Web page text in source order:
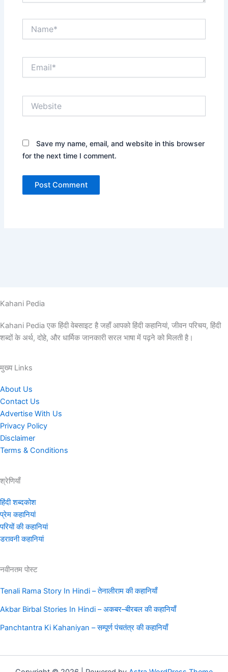
Save my name, email, and website in this browser
for the next time I comment.
Kahani Pedia
Kahani Pedia एक हिंदी वेबसाइट है जहाँ आपको हिंदी कहानियां, जीवन परिचय, हिंदी
शब्दों के अर्थ, दोहे, और धार्मिक जानकारी सरल भाषा में पढ़ने को मिलती है।
मुख्य Links
About Us
Contact Us
Advertise With Us
Privacy Policy
Disclaimer
Terms & Conditions
श्रेणियाँ
हिंदी शब्दकोश
प्रेम कहानियां
परियों की कहानियां
डरावनी कहानियां
नवीनतम पोस्ट
Tenali Rama Story In Hindi – तेनालीराम की कहानियाँ
Akbar Birbal Stories In Hindi – अकबर–बीरबल की कहानियाँ
Panchtantra Ki Kahaniyan – सम्पूर्ण पंचतंत्र की कहानियाँ